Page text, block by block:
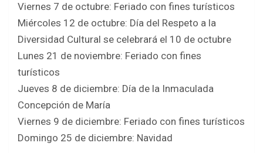
Viernes 7 de octubre: Feriado con fines turísticos
Miércoles 12 de octubre: Día del Respeto a la
Diversidad Cultural se celebrará el 10 de octubre
Lunes 21 de noviembre: Feriado con fines
turísticos
Jueves 8 de diciembre: Día de la Inmaculada
Concepción de María
Viernes 9 de diciembre: Feriado con fines turísticos
Domingo 25 de diciembre: Navidad